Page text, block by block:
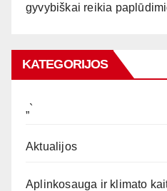
gyvybiškai reikia
KATEGORIJOS
„`
Aktualijos
Aplinkosauga ir klimato